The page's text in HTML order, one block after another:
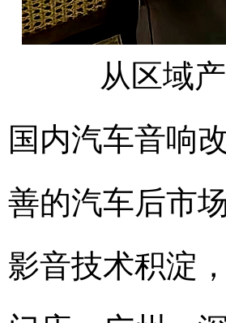
从区域产
国内汽车音响
善的汽车后市
影音技术积淀